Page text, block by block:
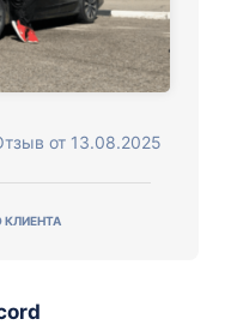
от 13.08.2025